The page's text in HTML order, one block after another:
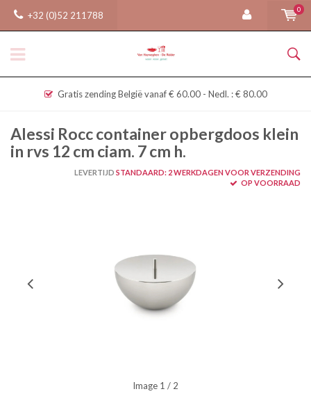
+32 (0)52 211788
0
Gratis zending België vanaf € 60.00 - Nedl. : € 80.00
Alessi Rocc container opbergdoos klein
in rvs 12 cm ciam. 7 cm h.
LEVERTIJD STANDAARD: 2 WERKDAGEN VOOR VERZENDING
OP VOORRAAD
Image 1 / 2